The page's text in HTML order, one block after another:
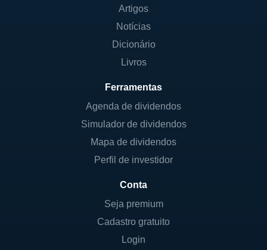
Artigos
Notícias
Dicionário
Livros
Ferramentas
Agenda de dividendos
Simulador de dividendos
Mapa de dividendos
Perfil de investidor
Conta
Seja premium
Cadastro gratuito
Login